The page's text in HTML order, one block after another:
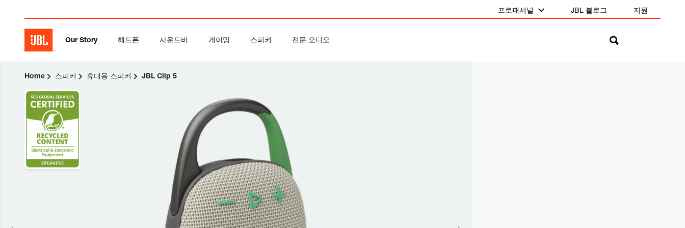
프로패셔널 JBL 블로그 지원
Our Story 헤드폰 사운드바 게이밍 스피커 전문 오디오
Home 스피커 휴대용 스피커 JBL Clip 5